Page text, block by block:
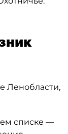
Ленобласти,
списке —